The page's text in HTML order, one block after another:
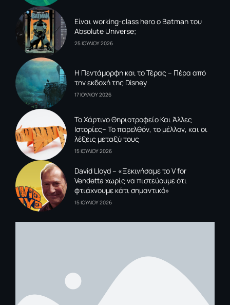
Είναι working-class hero ο Batman του
Absolute Universe;
25 ΙΟΥΛΙΟΥ 2026
Η Πεντάμορφη και το Τέρας – Πέρα από
την εκδοχή της Disney
17 ΙΟΥΛΙΟΥ 2026
To Xάρτινο Θηριοτροφείο Και Άλλες
Ιστορίες– Το παρελθόν, το μέλλον, και οι
λέξεις μεταξύ τους
15 ΙΟΥΛΙΟΥ 2026
David Lloyd – «Ξεκινήσαμε το V for
Vendetta χωρίς να πιστεύουμε ότι
φτιάχνουμε κάτι σημαντικό»
15 ΙΟΥΛΙΟΥ 2026